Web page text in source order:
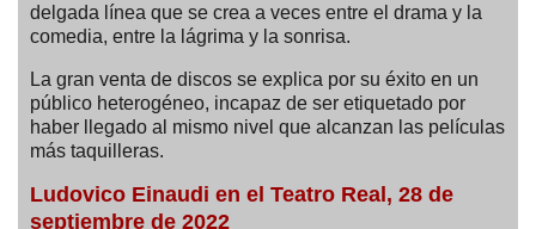
delgada línea que se crea a veces entre el drama y la
comedia, entre la lágrima y la sonrisa.
La gran venta de discos se explica por su éxito en un
público heterogéneo, incapaz de ser etiquetado por
haber llegado al mismo nivel que alcanzan las películas
más taquilleras.
Ludovico Einaudi en el Teatro Real, 28 de
septiembre de 2022